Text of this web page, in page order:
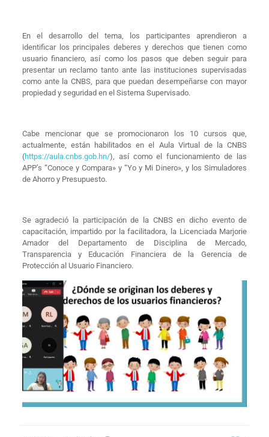
En el desarrollo del tema, los participantes aprendieron a
identificar los principales deberes y derechos que tienen como
usuario financiero, así como los pasos que deben seguir para
presentar un reclamo tanto ante las instituciones supervisadas
como ante la CNBS, para que puedan desempeñarse con mayor
propiedad y seguridad en el Sistema Supervisado.
Cabe mencionar que se promocionaron los 10 cursos que,
actualmente, están habilitados en el Aula Virtual de la CNBS
(https://aula.cnbs.gob.hn/), así como el funcionamiento de las
APP’s “Conoce y Compara» y “Yo y Mi Dinero», y los Simuladores
de Ahorro y Presupuesto.
Se agradeció la participación de la CNBS en dicho evento de
capacitación, impartido por la facilitadora, la Licenciada Marjorie
Amador del Departamento de Disciplina de Mercado,
Transparencia y Educación Financiera de la Gerencia de
Protección al Usuario Financiero.